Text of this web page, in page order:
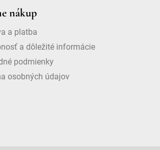
nákup
a platba
a dôležité informácie
podmienky
osobných údajov